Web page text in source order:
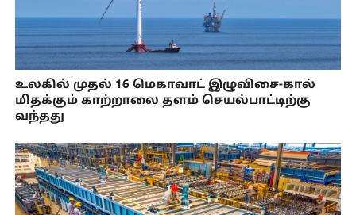
உலகில் முதல் 16 மெகாவாட் இழுவிசை-கால்
மிதக்கும் காற்றாலை தளம் செயல்பாட்டிற்கு
வந்தது